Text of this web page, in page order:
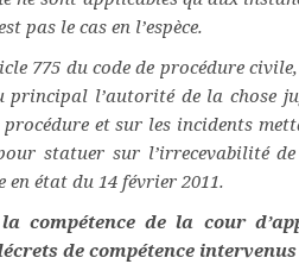
pas le cas en l’espèce.
775 du code de procédure
l’autorité de la chose
et sur les incidents
statuer sur l’irrecevabilité
en état du 14 février 2011.
compétence de la cour
de compétence intervenus